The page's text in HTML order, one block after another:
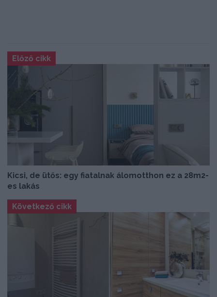
Előző cikk
Kicsi, de ütős: egy fiatalnak álomotthon ez a 28m2-
es lakás
Következő cikk